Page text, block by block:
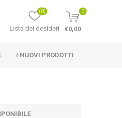
Lista dei desideri
(0) 0
€0,00
I NUOVI PRODOTTI